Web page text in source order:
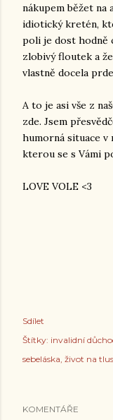
nákupem běžet na
idiotický kretén,
poli je dost hodně
zlobivý floutek a
vlastně docela
A to je asi vše z
zde. Jsem
humorná situace v
kterou se s Vámi
LOVE VOLE <3
Sdílet
Štítky: invalidní
sebeláska život na
KOMENTÁŘE